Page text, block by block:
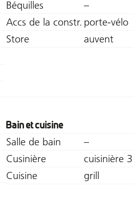
Béquilles
–
Accs de la constr. porte-vélo
Store
auvent
Bain et cuisine
Salle de bain
–
Cusinière
cuisinière
Cuisine
grill